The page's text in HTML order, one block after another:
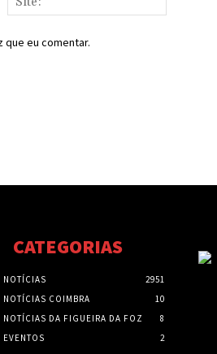
que eu comentar.
CATEGORIAS
NOTÍCIAS
2951
NOTÍCIAS COIMBRA
10
NOTÍCIAS DA FIGUEIRA DA FOZ
8
EVENTOS
2